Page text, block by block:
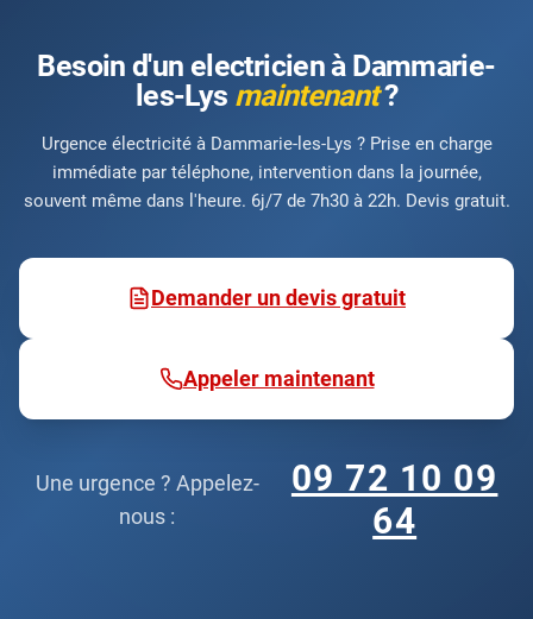
Besoin d'un electricien à Dammarie-
les-Lys maintenant?
Urgence électricité à Dammarie-les-Lys ? Prise en charge
immédiate par téléphone, intervention dans la journée,
souvent même dans l'heure. 6j/7 de 7h30 à 22h. Devis gratuit.
Demander un devis gratuit
Appeler maintenant
Une urgence ? Appelez-
nous :
09 72 10 09
64